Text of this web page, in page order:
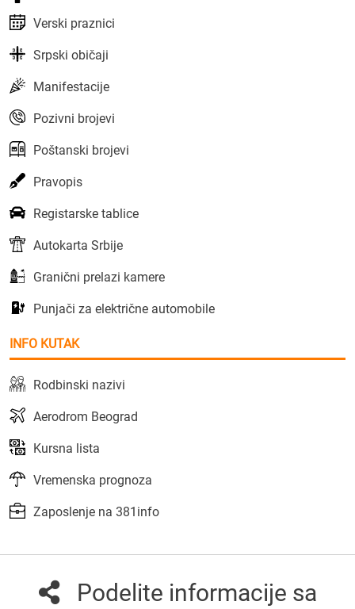
Verski praznici
Srpski običaji
Manifestacije
Pozivni brojevi
Poštanski brojevi
Pravopis
Registarske tablice
Autokarta Srbije
Granični prelazi kamere
Punjači za električne automobile
INFO KUTAK
Rodbinski nazivi
Aerodrom Beograd
Kursna lista
Vremenska prognoza
Zaposlenje na 381info
Podelite informacije sa